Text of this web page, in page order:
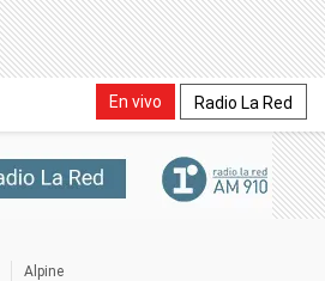
En vivo Radio La Red
Alpine